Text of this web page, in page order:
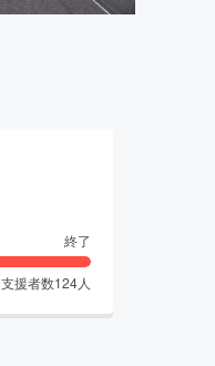
終了
支援者数124人